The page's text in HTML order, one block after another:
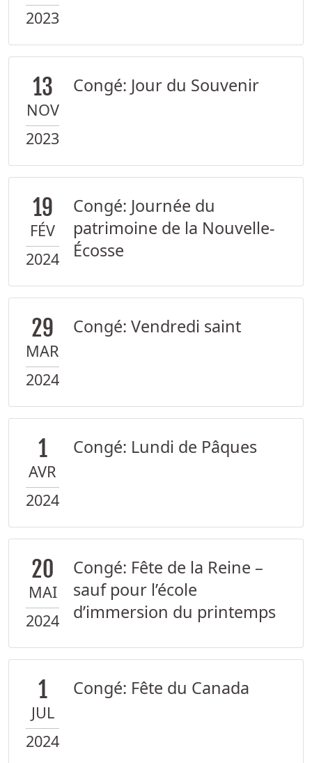
2023
13
NOV
2023
Congé: Jour du Souvenir
19
FÉV
2024
Congé: Journée du
patrimoine de la Nouvelle-
Écosse
29
MAR
2024
Congé: Vendredi saint
1
AVR
2024
Congé: Lundi de Pâques
20
MAI
2024
Congé: Fête de la Reine –
sauf pour l’école
d’immersion du printemps
1
JUL
2024
Congé: Fête du Canada